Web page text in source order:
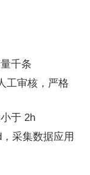
千条
工审核，严格
于 2h
采集数据应用